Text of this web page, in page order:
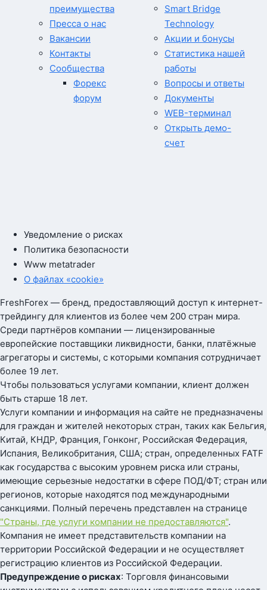
преимущества
Пресса о нас
Вакансии
Контакты
Сообщества
Форекс
форум
Smart Bridge
Technology
Акции и бонусы
Статистика нашей
работы
Вопросы и ответы
Документы
WEB-терминал
Открыть демо-
счет
Уведомление о рисках
Политика безопасности
Www metatrader
О файлах «cookie»
FreshForex — бренд, предоставляющий доступ к интернет-
трейдингу для клиентов из более чем 200 стран мира.
Среди партнёров компании — лицензированные
европейские поставщики ликвидности, банки, платёжные
агрегаторы и системы, с которыми компания сотрудничает
более 19 лет.
Чтобы пользоваться услугами компании, клиент должен
быть старше 18 лет.
Услуги компании и информация на сайте не предназначены
для граждан и жителей некоторых стран, таких как Бельгия,
Китай, КНДР, Франция, Гонконг, Российская Федерация,
Испания, Великобритания, США; стран, определенных FATF
как государства с высоким уровнем риска или страны,
имеющие серьезные недостатки в сфере ПОД/ФТ; стран или
регионов, которые находятся под международными
санкциями. Полный перечень представлен на странице
"Страны, где услуги компании не предоставляются".
Компания не имеет представительств компании на
территории Российской Федерации и не осуществляет
регистрацию клиентов из Российской Федерации.
Предупреждение о рисках: Торговля финансовыми